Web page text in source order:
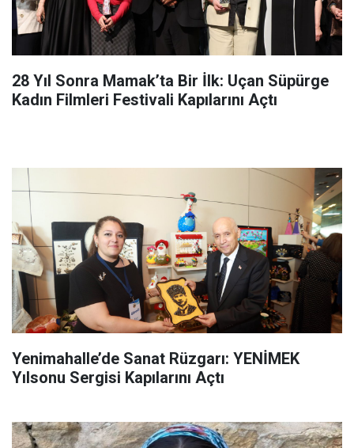
28 Yıl Sonra Mamak’ta Bir İlk: Uçan Süpürge
Kadın Filmleri Festivali Kapılarını Açtı
Yenimahalle’de Sanat Rüzgarı: YENİMEK
Yılsonu Sergisi Kapılarını Açtı